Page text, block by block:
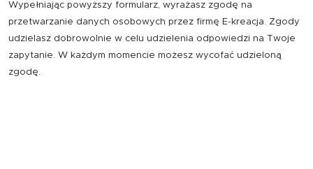
Wypełniając powyższy formularz, wyrażasz zgodę na
przetwarzanie danych osobowych przez firmę E-kreacja. Zgody
udzielasz dobrowolnie w celu udzielenia odpowiedzi na Twoje
zapytanie. W każdym momencie możesz wycofać udzieloną
zgodę.